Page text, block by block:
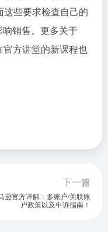
些要求检查自己的
销售。更多关于
方讲堂的新课程也
下一篇
逊官方详解：多账户/关联账
户政策以及申诉指南！